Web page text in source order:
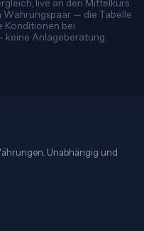
live an den Mittelkurs
Währungspaar — die Tabelle
Konditionen bei
Anlageberatung.
Unabhängig und